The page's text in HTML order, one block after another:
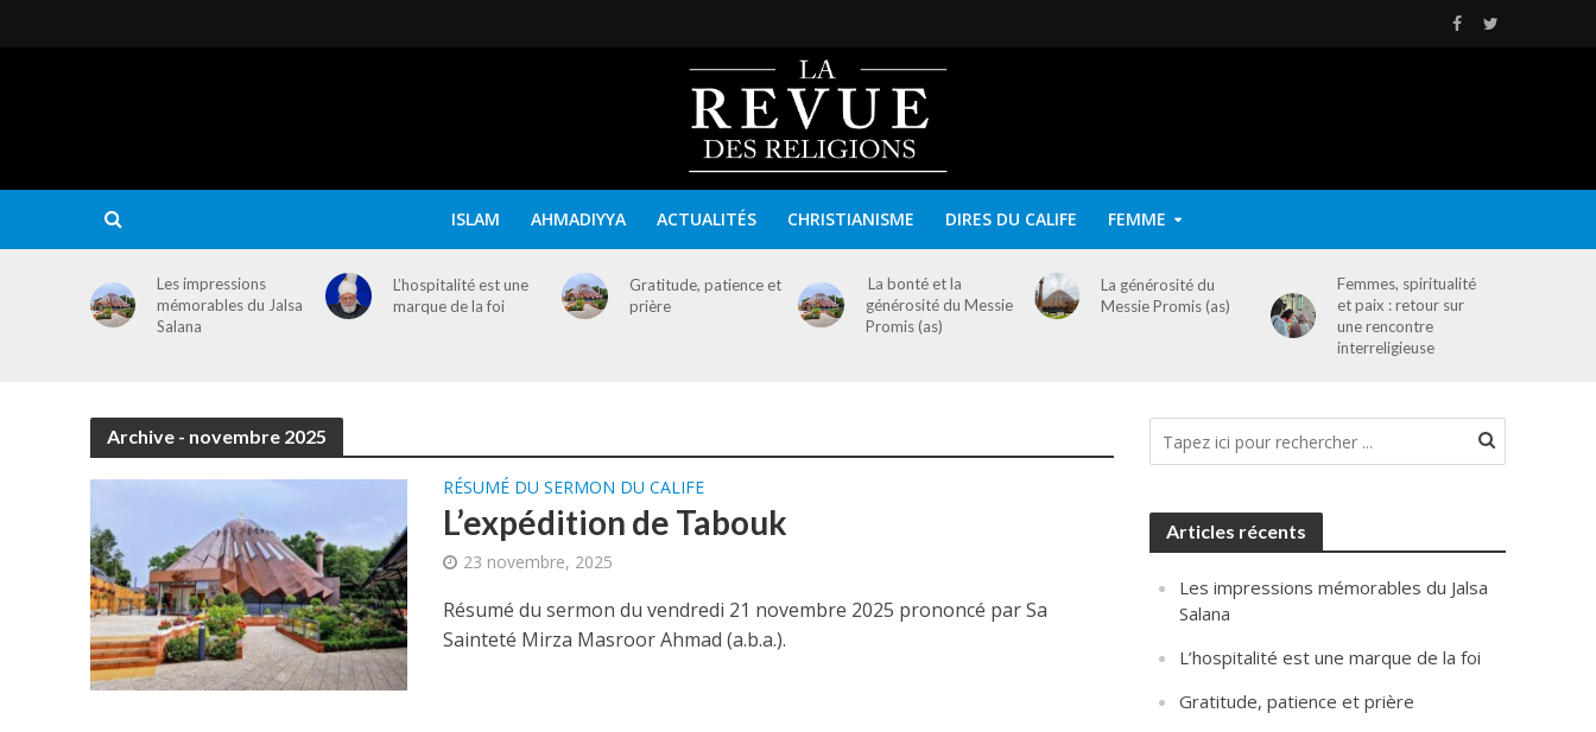
ISLAM AHMADIYYA ACTUALITÉS CHRISTIANISME DIRES DU CALIFE FEMME
Les impressions
mémorables du Jalsa
Salana
L’hospitalité est une
marque de la foi
Gratitude, patience et
prière
La bonté et la
générosité du Messie
Promis (as)
La générosité du
Messie Promis (as)
Femmes, spiritualité
et paix : retour sur
une rencontre
interreligieuse
Archive - novembre 2025
RÉSUMÉ DU SERMON DU CALIFE
L’expédition de Tabouk
23 novembre, 2025
Résumé du sermon du vendredi 21 novembre 2025 prononcé par Sa
Sainteté Mirza Masroor Ahmad (a.b.a.).
Articles récents
Les impressions mémorables du Jalsa
Salana
L’hospitalité est une marque de la foi
Gratitude, patience et prière